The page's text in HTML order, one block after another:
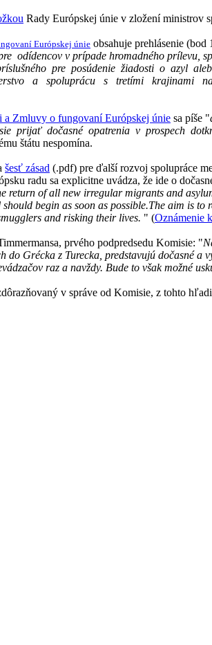
Rady Európskej únie v zložení ministrov
Európskej únie obsahuje prehlásenie
odídencov v prípade hromadného
pre posúdenie žiadosti o
a spoluprácu s tretími krajinami
Zmluvy o fungovaní Európskej únie sa píše "
prijať dočasné opatrenia v prospech
štátu nespomína.
šesť zásad (.pdf) pre ďalší rozvoj spolupráce
radu sa explicitne uvádza, že ide o
return of all new irregular migrants and
begin as soon as possible.The aim is
and risking their lives. " (Oznámenie
prvého podpredsedu Komisie: "
Grécka z Turecka, predstavujú dočasné a
raz a navždy. Bude to však možné
v správe od Komisie, z tohto